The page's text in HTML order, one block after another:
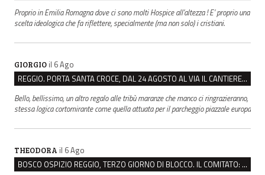
Proprio in Emilia Romagna dove ci sono molti Hospice all’altezza ! E’ proprio una
scelta ideologica che fa riflettere, specialmente (ma non solo) i cristiani.
GIORGIO il 6 Ago
REGGIO. PORTA SANTA CROCE, DAL 24 AGOSTO AL VIA IL CANTIERE PER IL NUOVO COLLETTORE FOGNARIO
Bello, bellissimo, un altro regalo alle tribù maranze che manco ci ringrazieranno,
stessa logica cortomirante come quella attuata per il parcheggio piazzale europa
THEODORA il 6 Ago
BOSCO OSPIZIO REGGIO, TERZO GIORNO DI BLOCCO. IL COMITATO: “PRESIDIO FINO A VENERDÌ”